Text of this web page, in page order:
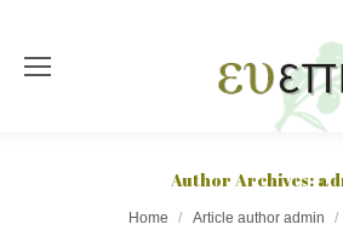
Author Archives:
Home Article author admin